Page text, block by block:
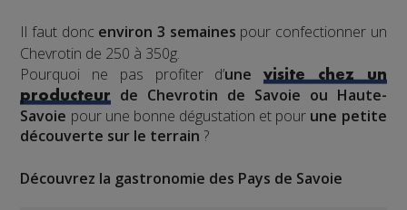
Il faut donc environ 3 semaines pour confectionner un
Chevrotin de 250 à 350g.
Pourquoi ne pas profiter d’unevisite chez un
producteur
de Chevrotin de Savoie ou Haute-
Savoie pour une bonne dégustation et pour une petite
découverte sur le terrain ?
Découvrez la gastronomie des Pays de Savoie